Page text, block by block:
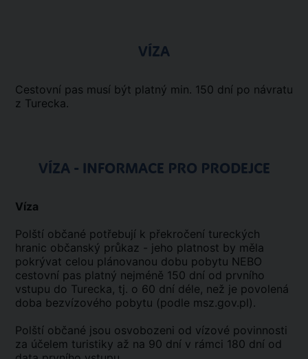
VÍZA
Cestovní pas musí být platný min. 150 dní po návratu
z Turecka.
VÍZA - INFORMACE PRO PRODEJCE
Víza
Polští občané potřebují k překročení tureckých
hranic občanský průkaz - jeho platnost by měla
pokrývat celou plánovanou dobu pobytu NEBO
cestovní pas platný nejméně 150 dní od prvního
vstupu do Turecka, tj. o 60 dní déle, než je povolená
doba bezvízového pobytu (podle msz.gov.pl).
Polští občané jsou osvobozeni od vízové povinnosti
za účelem turistiky až na 90 dní v rámci 180 dní od